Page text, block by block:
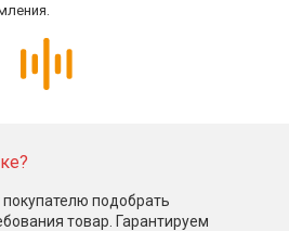
подобрать
товар. Гарантируем